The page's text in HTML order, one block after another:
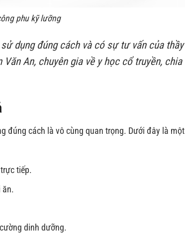
phu kỹ lưỡng
dụng đúng cách và có sự tư vấn của thầy
Văn An, chuyên gia về y học cổ truyền, chia
đúng cách là vô cùng quan trọng. Dưới đây là
tiếp.
ăn.
dinh dưỡng.